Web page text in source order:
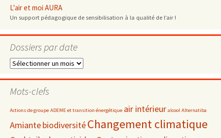
L'air et moi AURA
Un support pédagogique de sensibilisation à la qualité de l’air !
Dossiers par date
Dossiers
date
Mots-clefs
Actions de groupe ADEME et transition énergétique air intérieur alcool Alternatiba
AmiantebiodiversitéChangement climatique